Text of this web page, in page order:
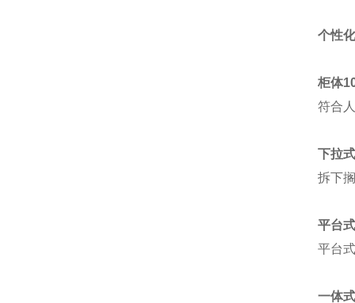
个性
柜体
符合
下拉
拆下
平台
平台
一体